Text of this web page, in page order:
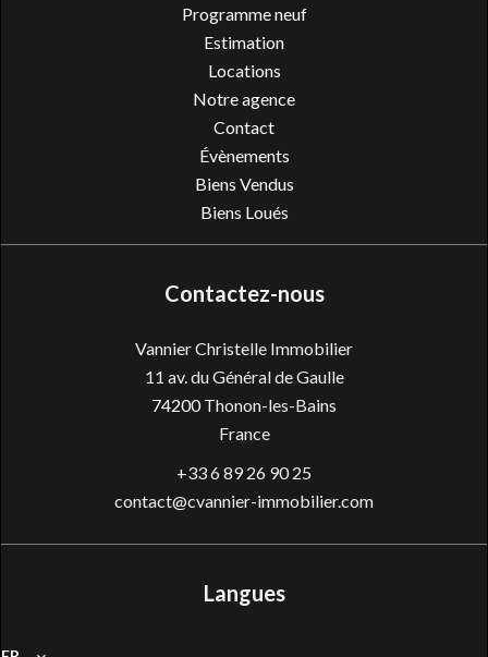
Programme neuf
Estimation
Locations
Notre agence
Contact
Évènements
Biens Vendus
Biens Loués
Contactez-nous
Vannier Christelle Immobilier
11 av. du Général de Gaulle
74200Thonon-les-Bains
France
+33 6 89 26 90 25
contact@cvannier-immobilier.com
Langues